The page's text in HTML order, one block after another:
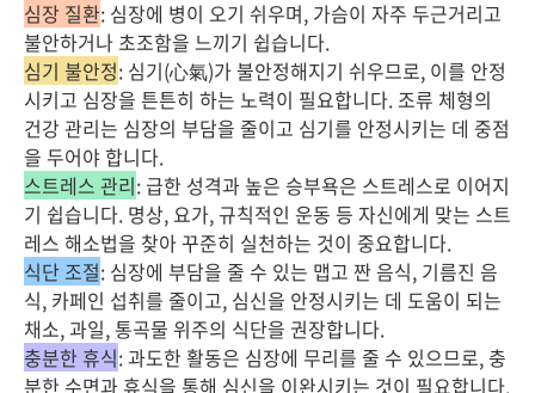
심장 질환: 심장에 병이 오기 쉬우며, 가슴이 자주 두근거리고
불안하거나 초조함을 느끼기 쉽습니다.
심기 불안정: 심기(心氣)가 불안정해지기 쉬우므로, 이를 안정
시키고 심장을 튼튼히 하는 노력이 필요합니다. 조류 체형의
건강 관리는 심장의 부담을 줄이고 심기를 안정시키는 데 중점
을 두어야 합니다.
스트레스 관리: 급한 성격과 높은 승부욕은 스트레스로 이어지
기 쉽습니다. 명상, 요가, 규칙적인 운동 등 자신에게 맞는 스트
레스 해소법을 찾아 꾸준히 실천하는 것이 중요합니다.
식단 조절: 심장에 부담을 줄 수 있는 맵고 짠 음식, 기름진 음
식, 카페인 섭취를 줄이고, 심신을 안정시키는 데 도움이 되는
채소, 과일, 통곡물 위주의 식단을 권장합니다.
충분한 휴식: 과도한 활동은 심장에 무리를 줄 수 있으므로, 충
분한 수면과 휴식을 통해 심신을 이완시키는 것이 필요합니다.